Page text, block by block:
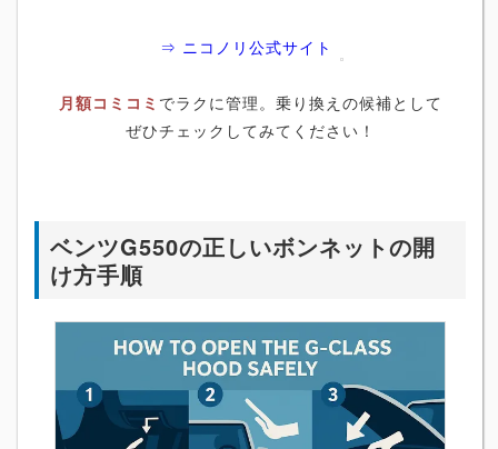
⇒ ニコノリ公式サイト
月額コミコミ でラクに管理。乗り換えの候補として
ぜひチェックしてみてください！
ベンツG550の正しいボンネットの開
け方手順